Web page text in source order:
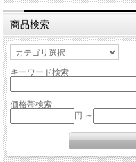
商品検索
キーワード検索
価格帯検索
円 ～